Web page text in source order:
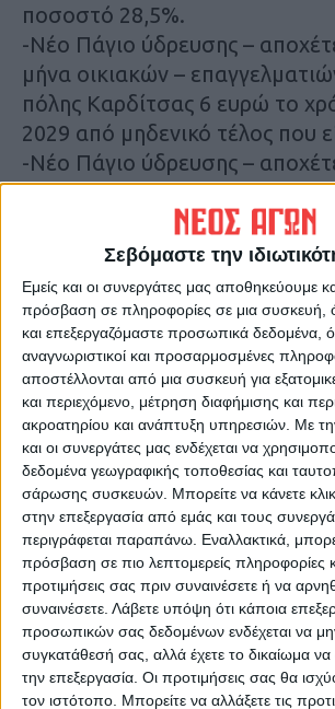
Σεβόμαστε την
Εμείς και οι συνεργάτες μας αποθηκεύουμε
πρόσβαση σε πληροφορίες σε μια συσκευή,
και επεξεργαζόμαστε προσωπικά δεδομένα,
αναγνωριστικοί και προσαρμοσμένες
αποστέλλονται από μια συσκευή για
και περιεχόμενο, μέτρηση διαφήμισης και
ακροατηρίου και ανάπτυξη υπηρεσιών. Με
και οι συνεργάτες μας ενδέχεται να
δεδομένα γεωγραφικής τοποθεσίας και
σάρωσης συσκευών. Μπορείτε να κάνετε κλικ
στην επεξεργασία από εμάς και τους
περιγράφεται παραπάνω. Εναλλακτικά,
πρόσβαση σε πιο λεπτομερείς πληροφορίες
προτιμήσεις σας πριν συναινέσετε ή να
συναινέσετε. Λάβετε υπόψη ότι κάποια
προσωπικών σας δεδομένων ενδέχεται να
συγκατάθεσή σας, αλλά έχετε το δικαίωμα να
την επεξεργασία. Οι προτιμήσεις σας θα
τον ιστότοπο. Μπορείτε να αλλάξετε τις
ποσοστό 28,5%.
-Νέο Πάγιο ύδρευσης –
μήνα οικιακών –
πόλης Καρδίτσας 6 ευρώ το
2029 από μηδενικό τέλος που
-Νέο Πάγιο ύδρευσης –
μήνα οικιακών –
ΔΚ Δήμου Καρδίτσας πλην
ευρώ το χρόνο το έτος 2029
τέλος που είναι σήμερα.
-Τέλος αντικατάστασης
έκδοση λογαριασμού από
δίμηνο (2025) σε 2,00 ευρώ ανά
μήνα το 2029 αύξηση 273%.
-Με βάση την αναθεωρημένη
πολιτική της ΔΕΥΑΚ τα έσοδα
αναμένεται να αυξηθούν
μεταξύ του έτους 2025 και
περίπου 1,5 εκ ευρώ, τα έσοδα
57,27% κατά περίπου 769,000
τέλος παγίου ύδρευσης κατά
21,47% περίπου 373,000, το
αντικατάστασης υδρομέτρου
(272000 ευρώ).